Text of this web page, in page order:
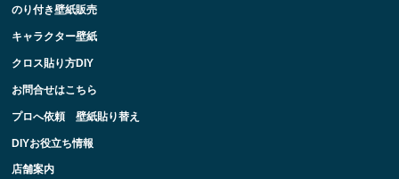
のり付き壁紙販売
キャラクター壁紙
クロス貼り方DIY
お問合せはこちら
プロへ依頼 壁紙貼り替え
DIYお役立ち情報
店舗案内